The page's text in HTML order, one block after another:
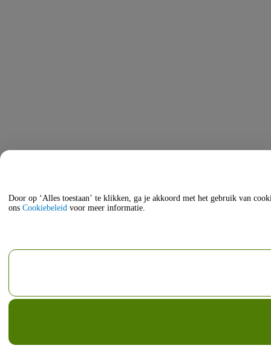
Door op ‘Alles toestaan’ te klikken, ga je akkoord met het gebruik van
ons Cookiebeleid voor meer informatie.